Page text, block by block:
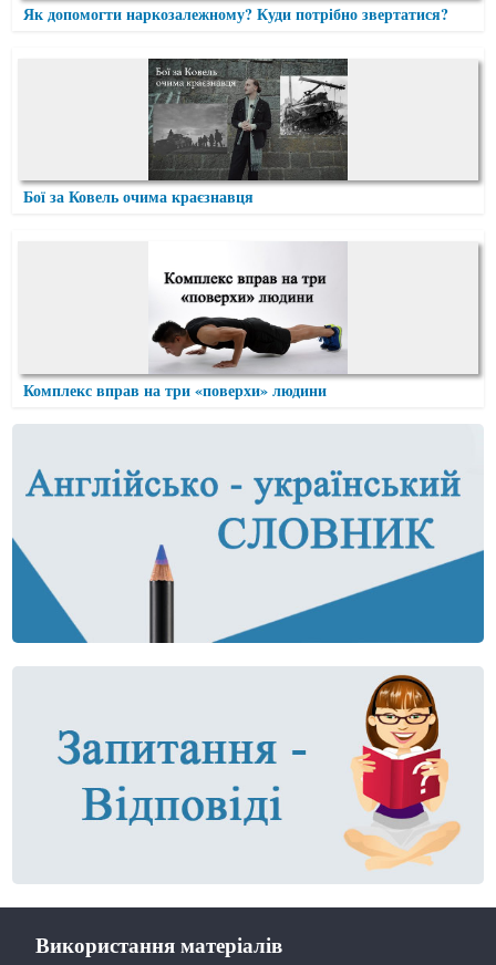
Як допомогти наркозалежному? Куди потрібно звертатися?
Бої за Ковель очима краєзнавця
Комплекс вправ на три «поверхи» людини
Використання матеріалів